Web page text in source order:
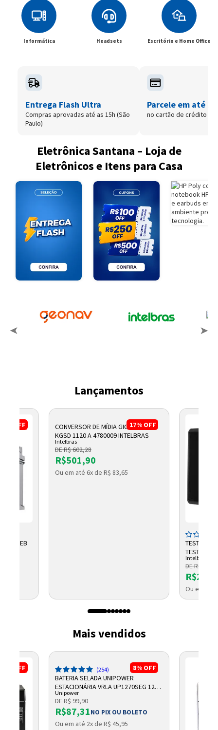
Informática Headsets Escritório e Home Office
Entrega Flash Ultra
Compras aprovadas até as 15h (São
Paulo)
Parcele em até
no cartão de crédito
Eletrônica Santana – Loja de
Eletrônicos e Itens para Casa
Lançamentos
OFF
45AH EB
17% OFF
CONVERSOR DE MÍDIA GIGABIT WDM
KGSD 1120 A 4780009 INTELBRAS
Intelbras
DE R$ 602,28
R$501,90
Ou em até 6x de R$ 83,65
TESTADOR
TESTER
Intelbras
DE R$
Ou em até
Mais vendidos
OFF 8% OFF
(254)
BATERIA SELADA UNIPOWER
ESTACIONÁRIA VRLA UP1270SEG 12V
7AH F187
Unipower
DE R$ 99,90
R$87,31NO PIX OU BOLETO
Ou em até 2x de R$ 45,95